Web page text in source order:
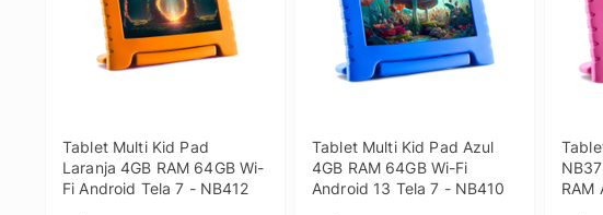
Tablet Multi Kid Pad
Laranja 4GB RAM 64GB Wi-
Fi Android Tela 7 - NB412
Tablet Multi Kid Pad Azul
4GB RAM 64GB Wi-Fi
Android 13 Tela 7 - NB410
RAM